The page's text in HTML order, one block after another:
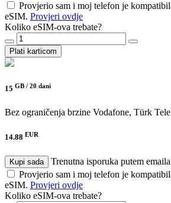
Provjerio sam i moj telefon je
eSIM. Provjeri ovdje
Koliko eSIM-ova trebate?
Plati karticom
15 GB / 20 dani
Bez ograničenja brzine Vodafone, Türk
14.88 EUR
Kupi sada
Trenutna isporuka putem
Provjerio sam i moj telefon je
eSIM. Provjeri ovdje
Koliko eSIM-ova trebate?